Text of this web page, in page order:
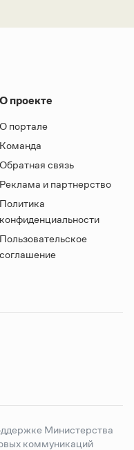
О проекте
О портале
Команда
Обратная связь
Реклама и партнерство
Политика
конфиденциальности
Пользовательское
соглашение
Министерства
коммуникаций